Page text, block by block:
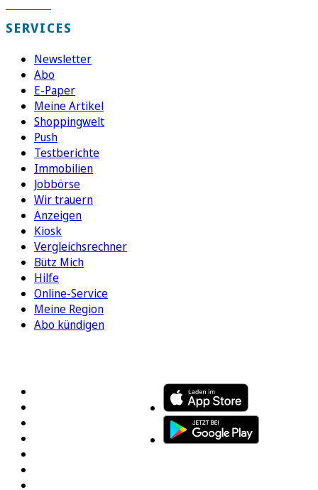
SERVICES
Newsletter
Abo
E-Paper
Meine Artikel
Shoppingwelt
Push
Testberichte
Immobilien
Jobbörse
Wir trauern
Anzeigen
Kiosk
Vergleichsrechner
Bütz Mich
Hilfe
Online-Service
Meine Region
Abo kündigen